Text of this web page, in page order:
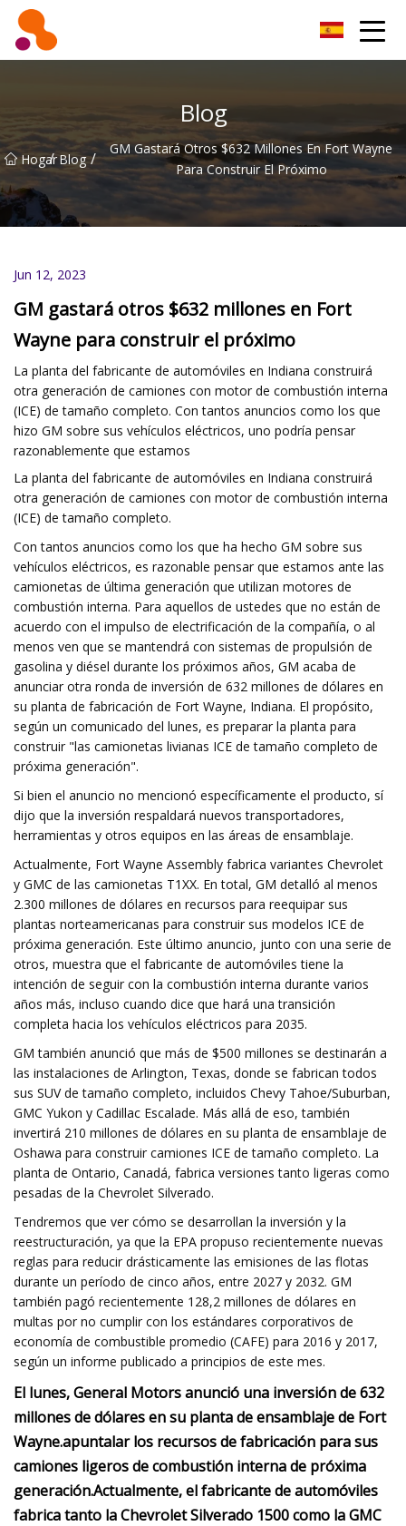
Blog
Hogar
/ Blog /
GM Gastará Otros $632 Millones En Fort Wayne
Para Construir El Próximo
Jun 12, 2023
GM gastará otros $632 millones en Fort
Wayne para construir el próximo
La planta del fabricante de automóviles en Indiana construirá
otra generación de camiones con motor de combustión interna
(ICE) de tamaño completo. Con tantos anuncios como los que
hizo GM sobre sus vehículos eléctricos, uno podría pensar
razonablemente que estamos
La planta del fabricante de automóviles en Indiana construirá
otra generación de camiones con motor de combustión interna
(ICE) de tamaño completo.
Con tantos anuncios como los que ha hecho GM sobre sus
vehículos eléctricos, es razonable pensar que estamos ante las
camionetas de última generación que utilizan motores de
combustión interna. Para aquellos de ustedes que no están de
acuerdo con el impulso de electrificación de la compañía, o al
menos ven que se mantendrá con sistemas de propulsión de
gasolina y diésel durante los próximos años, GM acaba de
anunciar otra ronda de inversión de 632 millones de dólares en
su planta de fabricación de Fort Wayne, Indiana. El propósito,
según un comunicado del lunes, es preparar la planta para
construir "las camionetas livianas ICE de tamaño completo de
próxima generación".
Si bien el anuncio no mencionó específicamente el producto, sí
dijo que la inversión respaldará nuevos transportadores,
herramientas y otros equipos en las áreas de ensamblaje.
Actualmente, Fort Wayne Assembly fabrica variantes Chevrolet
y GMC de las camionetas T1XX. En total, GM detalló al menos
2.300 millones de dólares en recursos para reequipar sus
plantas norteamericanas para construir sus modelos ICE de
próxima generación. Este último anuncio, junto con una serie de
otros, muestra que el fabricante de automóviles tiene la
intención de seguir con la combustión interna durante varios
años más, incluso cuando dice que hará una transición
completa hacia los vehículos eléctricos para 2035.
GM también anunció que más de $500 millones se destinarán a
las instalaciones de Arlington, Texas, donde se fabrican todos
sus SUV de tamaño completo, incluidos Chevy Tahoe/Suburban,
GMC Yukon y Cadillac Escalade. Más allá de eso, también
invertirá 210 millones de dólares en su planta de ensamblaje de
Oshawa para construir camiones ICE de tamaño completo. La
planta de Ontario, Canadá, fabrica versiones tanto ligeras como
pesadas de la Chevrolet Silverado.
Tendremos que ver cómo se desarrollan la inversión y la
reestructuración, ya que la EPA propuso recientemente nuevas
reglas para reducir drásticamente las emisiones de las flotas
durante un período de cinco años, entre 2027 y 2032. GM
también pagó recientemente 128,2 millones de dólares en
multas por no cumplir con los estándares corporativos de
economía de combustible promedio (CAFE) para 2016 y 2017,
según un informe publicado a principios de este mes.
El lunes, General Motors anunció una inversión de 632
millones de dólares en su planta de ensamblaje de Fort
Wayne.apuntalar los recursos de fabricación para sus
camiones ligeros de combustión interna de próxima
generación.Actualmente, el fabricante de automóviles
fabrica tanto la Chevrolet Silverado 1500 como la GMC